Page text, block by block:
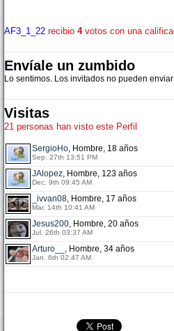
AF3_1_22 recibio 4votos con una
Envíale un zumbido
Lo sentimos. Los invitados no pueden enviar
Visitas
21 personas han visto este Perfil
SergioHo, Hombre, 18 años
Sep. 27th 13:51 PM
JAlopez, Hombre, 123 años
Dec. 9th 09:45 AM
_ivvan08, Hombre, 17 años
Mar. 14th 10:41 AM
Jesus200, Hombre, 20 años
Jul. 26th 03:37 AM
Arturo__ , Hombre, 34 años
Jan. 6th 02:47 AM